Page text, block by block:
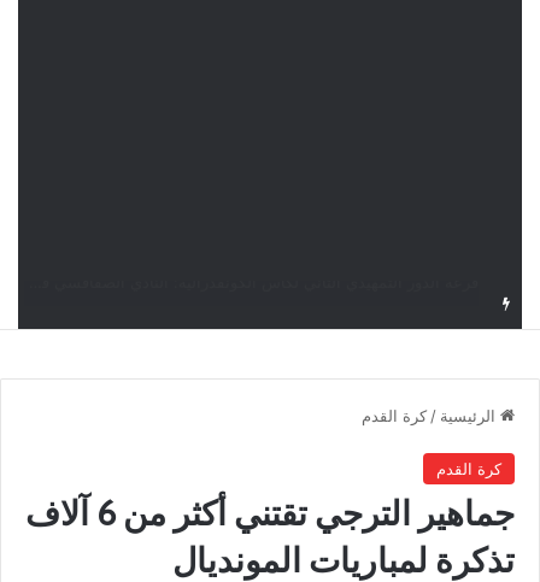
الرئيسية / كرة القدم
كرة القدم
جماهير الترجي تقتني أكثر من 6 آلاف
تذكرة لمباريات المونديال